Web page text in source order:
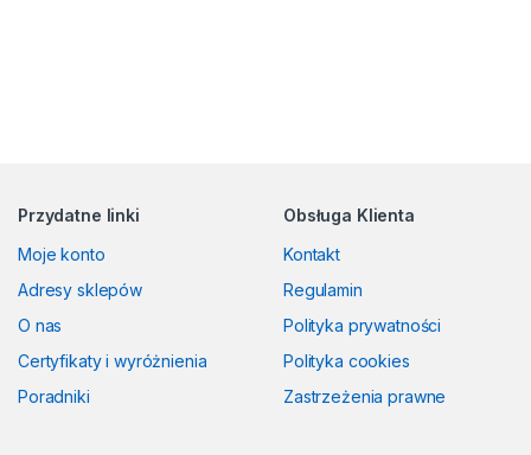
Przydatne linki
Moje konto
Adresy sklepów
O nas
Certyfikaty i wyróżnienia
Poradniki
Obsługa Klienta
Kontakt
Regulamin
Polityka prywatności
Polityka cookies
Zastrzeżenia prawne